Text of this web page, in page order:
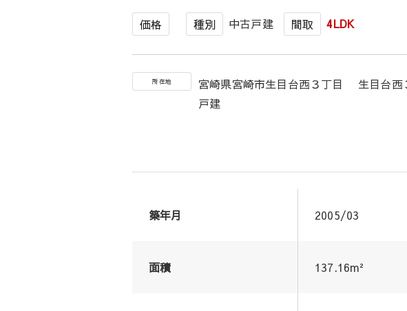
価格 種別 中古戸建 間取 4LDK
所在地
宮崎県宮崎市生目台西３丁目 生目台西
戸建
築年月 2005/03
面積 137.16m²